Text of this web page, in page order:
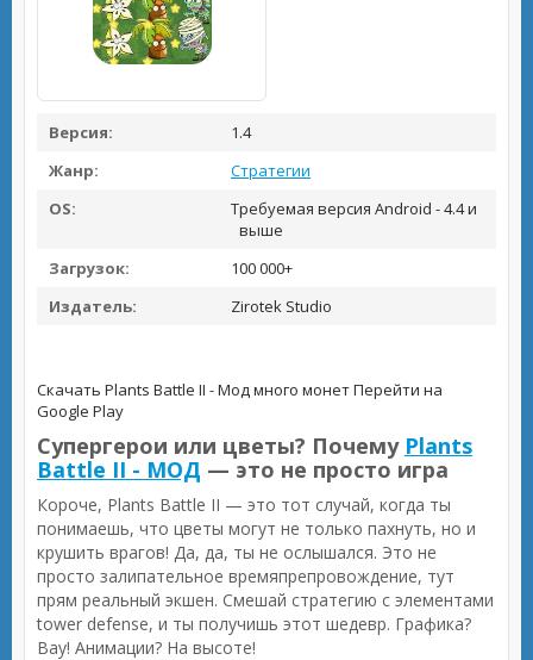
Версия:
1.4
Жанр:
Стратегии
OS:
Требуемая версия Android - 4.4 и
выше
Загрузок:
100 000+
Издатель:
Zirotek Studio
Скачать Plants Battle II - Мод много монетПерейти на
Google Play
Супергерои или цветы? Почему Plants
Battle II - МОД — это не просто игра
Короче, Plants Battle II — это тот случай, когда ты
понимаешь, что цветы могут не только пахнуть, но и
крушить врагов! Да, да, ты не ослышался. Это не
просто залипательное времяпрепровождение, тут
прям реальный экшен. Смешай стратегию с элементами
tower defense, и ты получишь этот шедевр. Графика?
Вау! Анимации? На высоте!